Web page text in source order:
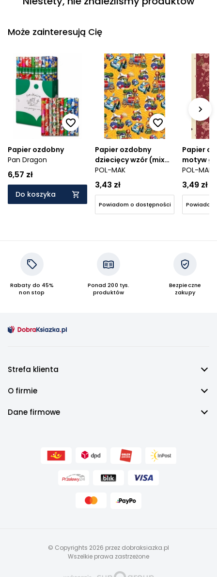
Może zainteresują Cię
Papier ozdobny
Pan Dragon
6,57 zł
Do koszyka
Papier ozdobny
dziecięcy wzór (mix
wzorów)
POL-MAK
3,43 zł
Powiadom o dostępności
Papier
motyw
wzorów)
POL-MAK
3,49 zł
Rabaty do 45%
non stop
Ponad 200 tys.
produktów
Bezpieczne
zakupy
Strefa klienta
O firmie
Dane firmowe
© Copyrights 2026 przez dobraksiazka.pl
Wszelkie prawa zastrzeżone